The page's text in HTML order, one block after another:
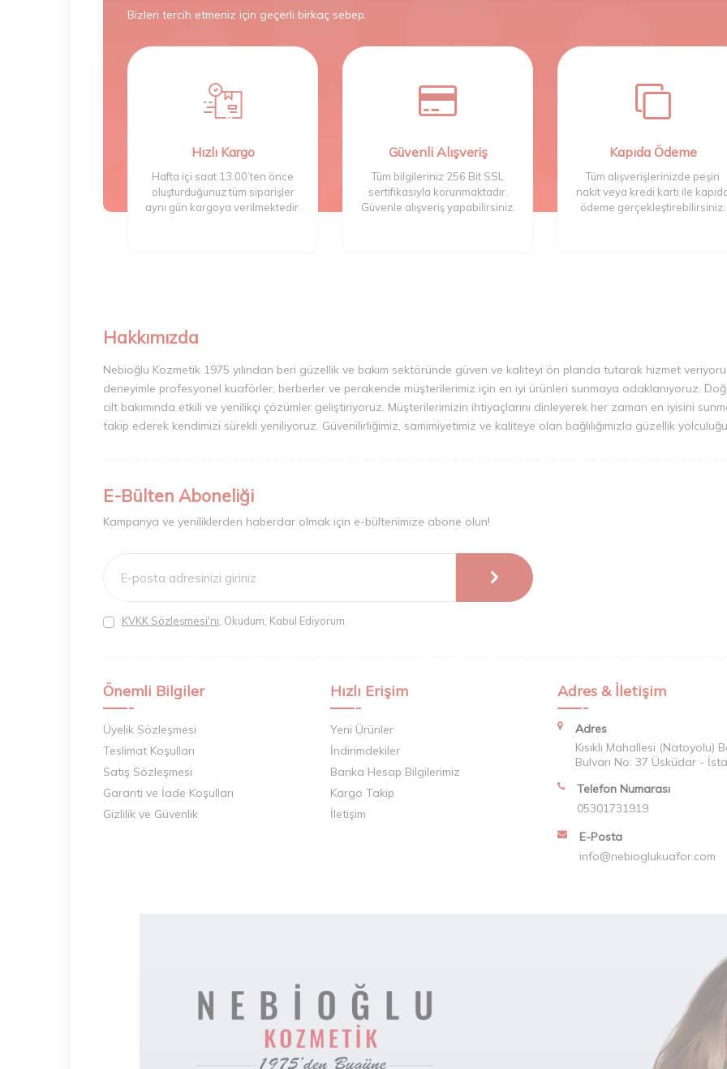
Bizleri tercih etmeniz için geçerli birkaç sebep.
Hızlı Kargo
Hafta içi saat 13:00’ten önce
oluşturduğunuz tüm siparişler
aynı gün kargoya verilmektedir.
Güvenli Alışveriş
Tüm bilgileriniz 256 Bit SSL
sertifikasıyla korunmaktadır.
Güvenle alışveriş yapabilirsiniz.
Kapıda Ödeme
Tüm alışverişlerinizde peşin
nakit veya kredi kartı ile
ödeme gerçekleştirebilirsiniz.
Hakkımızda
Nebioğlu Kozmetik 1975 yılından beri güzellik ve bakım sektöründe güven ve kaliteyi ön planda tutarak hizmet
deneyimle profesyonel kuaförler, berberler ve perakende müşterilerimiz için en iyi ürünleri sunmaya odaklanıyoruz.
cilt bakımında etkili ve yenilikçi çözümler geliştiriyoruz. Müşterilerimizin ihtiyaçlarını dinleyerek her zaman en iyisini
takip ederek kendimizi sürekli yeniliyoruz. Güvenilirliğimiz, samimiyetimiz ve kaliteye olan bağlılığımızla güzellik
E-Bülten Aboneliği
Kampanya ve yeniliklerden haberdar olmak için e-bültenimize abone olun!
KVKK Sözleşmesi'ni , Okudum, Kabul Ediyorum.
Önemli Bilgiler
Üyelik Sözleşmesi
Teslimat Koşulları
Satış Sözleşmesi
Garanti ve İade Koşulları
Gizlilik ve Güvenlik
Hızlı Erişim
Yeni Ürünler
İndirimdekiler
Banka Hesap Bilgilerimiz
Kargo Takip
İletişim
Adres & İletişim
Adres
Kısıklı Mahallesi (Natoyolu)
Bulvarı No: 37 Üsküdar -
Telefon Numarası
05301731919
E-Posta
info@nebioglukuafor.com